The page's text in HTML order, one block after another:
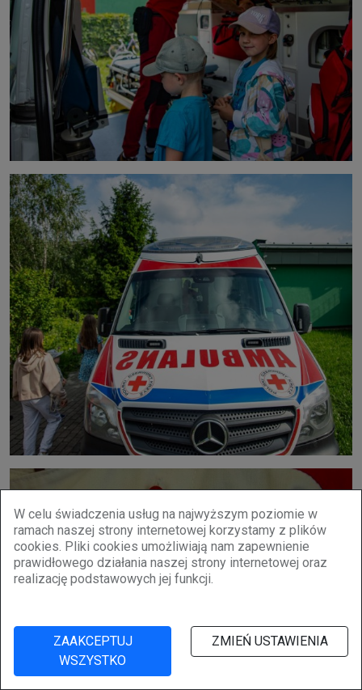
W celu świadczenia usług na najwyższym poziomie w
ramach naszej strony internetowej korzystamy z plików
cookies. Pliki cookies umożliwiają nam zapewnienie
prawidłowego działania naszej strony internetowej oraz
realizację podstawowych jej funkcji.
ZAAKCEPTUJ
WSZYSTKO
ZMIEŃ USTAWIENIA